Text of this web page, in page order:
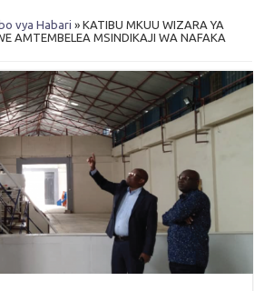
vya Habari » KATIBU MKUU WIZARA YA
AMTEMBELEA MSINDIKAJI WA NAFAKA